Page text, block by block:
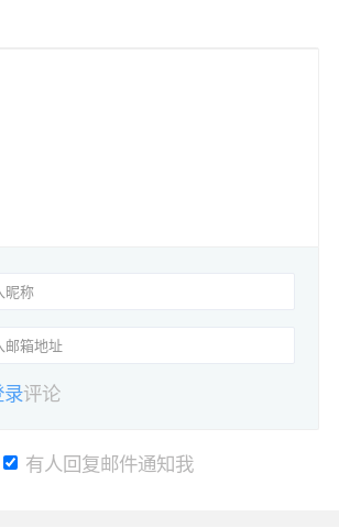
录评论
有人回复邮件通知我